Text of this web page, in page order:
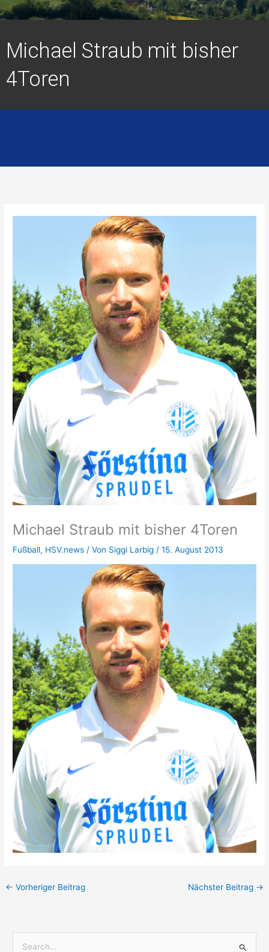
Michael Straub mit bisher
4Toren
Michael Straub mit bisher 4Toren
Fußball, HSV.news / Von Siggi Larbig /15. August 2013
← Vorheriger Beitrag Nächster Beitrag →